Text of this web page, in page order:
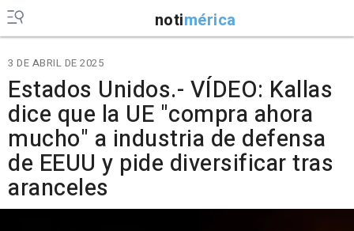
notimérica
3 DE ABRIL DE 2025
Estados Unidos.- VÍDEO: Kallas
dice que la UE "compra ahora
mucho" a industria de defensa
de EEUU y pide diversificar tras
aranceles